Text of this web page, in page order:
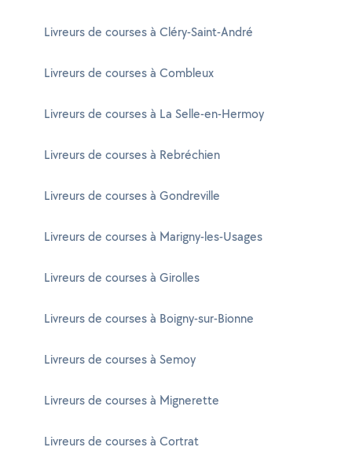
Livreurs de courses à Cléry-Saint-André
Livreurs de courses à Combleux
Livreurs de courses à La Selle-en-Hermoy
Livreurs de courses à Rebréchien
Livreurs de courses à Gondreville
Livreurs de courses à Marigny-les-Usages
Livreurs de courses à Girolles
Livreurs de courses à Boigny-sur-Bionne
Livreurs de courses à Semoy
Livreurs de courses à Mignerette
Livreurs de courses à Cortrat